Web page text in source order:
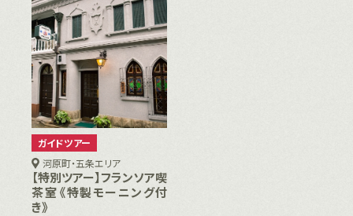
ガイドツアー
河原町・五条エリア
【特別ツアー】フランソア喫
茶室《特製モーニング付
き》